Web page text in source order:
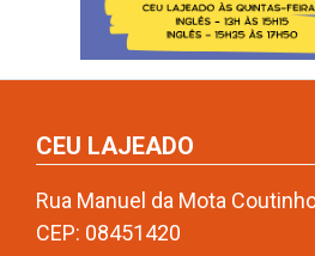
CEU LAJEADO
Rua Manuel da Mota
CEP: 08451420